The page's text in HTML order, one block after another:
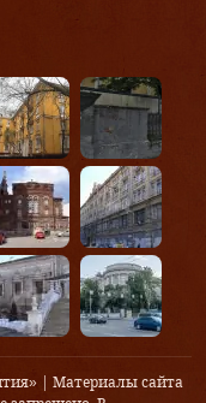
| Материалы сайта